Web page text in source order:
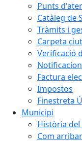
Punts
Catàleg de
Tràmits i
Carpeta
Verificació
Factura
Impostos
Finestreta
Municipi
Història
Com